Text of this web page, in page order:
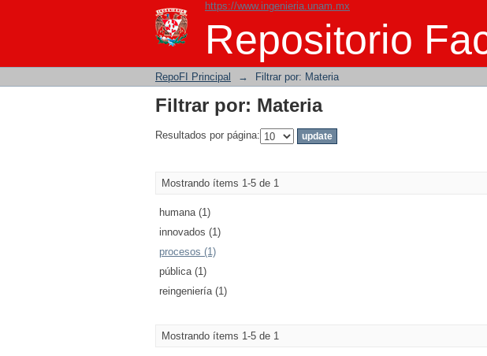
https://www.ingenieria.unam.mx
Repositorio
Filtrar por: Materia
RepoFI Principal → Filtrar por: Materia
Filtrar por: Materia
Resultados por página:
Mostrando ítems 1-5 de 1
humana (1)
innovados (1)
procesos (1)
pública (1)
reingeniería (1)
Mostrando ítems 1-5 de 1